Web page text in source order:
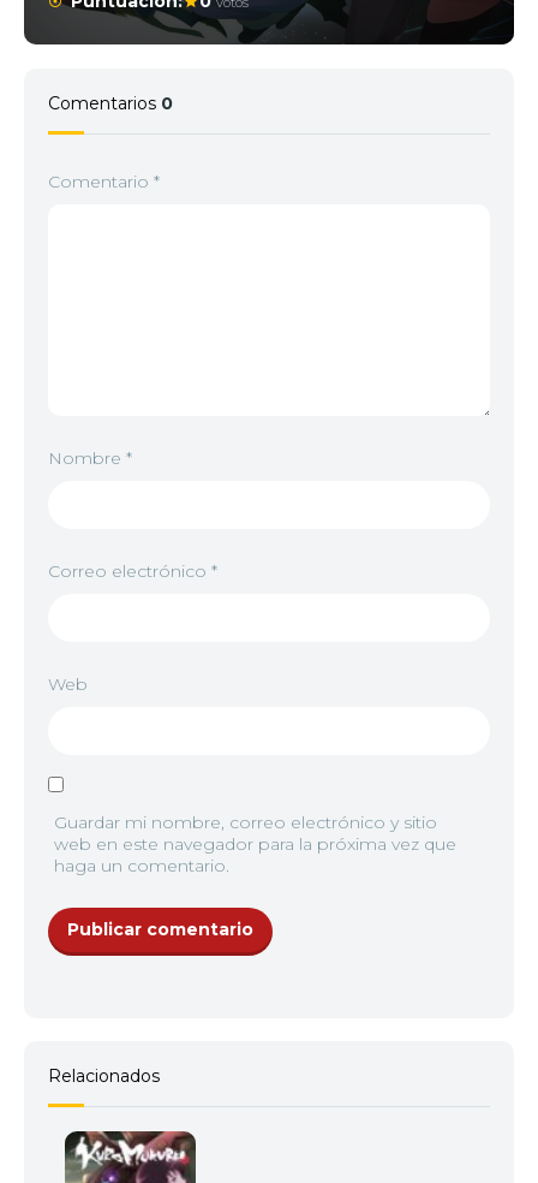
Comentarios 0
Comentario *
Nombre *
Correo electrónico *
Web
Guardar mi nombre, correo electrónico y sitio
web en este navegador para la próxima vez que
haga un comentario.
Relacionados